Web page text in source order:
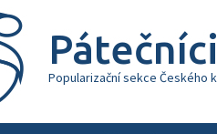
Pátečníci
Popularizační sekce Českého